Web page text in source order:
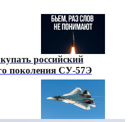
российский
поколения СУ-57Э